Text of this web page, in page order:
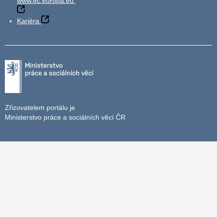
Kariéra
Zřizovatelem portálu je
Ministerstvo práce a sociálních věcí ČR